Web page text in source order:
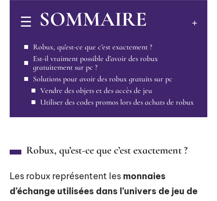
SOMMAIRE
Robux, qu’est-ce que c’est exactement ?
Est-il vraiment possible d’avoir des robux
gratuitement sur pc ?
Solutions pour avoir des robux gratuits sur pc
Vendre des objets et des accès de jeu
Utiliser des codes promos lors des achats de robux
Robux, qu’est-ce que c’est exactement ?
Les robux représentent les monnaies
d’échange utilisées dans l’univers de jeu de